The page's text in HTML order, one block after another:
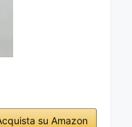
su Amazon